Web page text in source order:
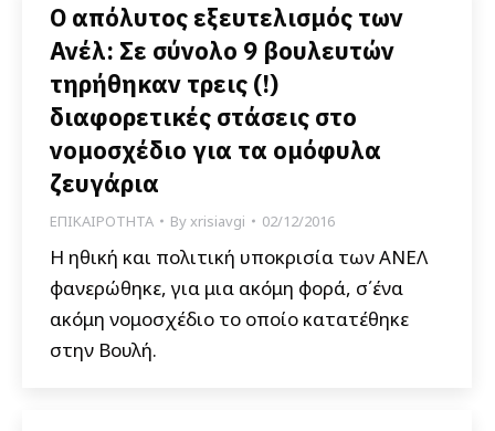
Ο απόλυτος εξευτελισμός των
Ανέλ: Σε σύνολο 9 βουλευτών
τηρήθηκαν τρεις (!)
διαφορετικές στάσεις στο
νομοσχέδιο για τα ομόφυλα
ζευγάρια
ΕΠΙΚΑΙΡΟΤΗΤΑ Byxrisiavgi 02/12/2016
Η ηθική και πολιτική υποκρισία των ΑΝΕΛ
φανερώθηκε, για μια ακόμη φορά, σ΄ένα
ακόμη νομοσχέδιο το οποίο κατατέθηκε
στην Βουλή.